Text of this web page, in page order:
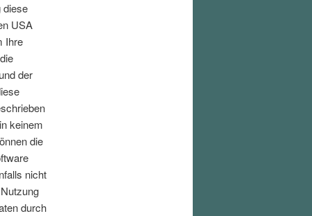
diese
USA
Ihre
der
keinem
die
nicht
durch